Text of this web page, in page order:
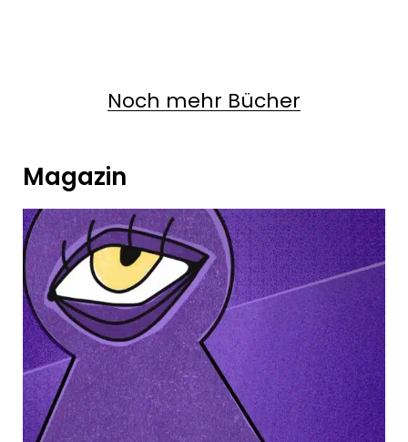
Noch mehr Bücher
Magazin